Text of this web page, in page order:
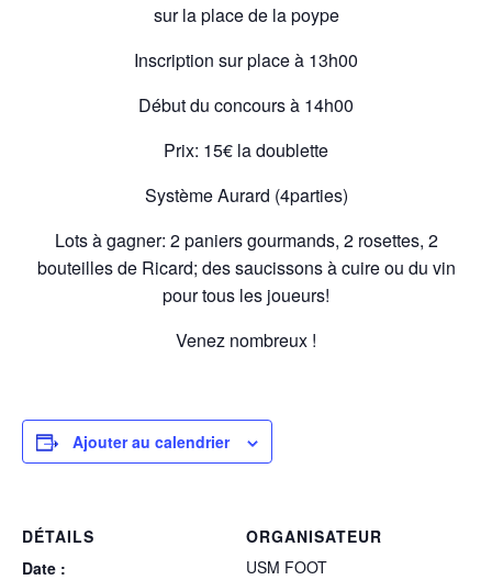
sur la place de la poype
Inscription sur place à 13h00
Début du concours à 14h00
Prix: 15€ la doublette
Système Aurard (4parties)
Lots à gagner: 2 paniers gourmands, 2 rosettes, 2
bouteilles de Ricard; des saucissons à cuire ou du vin
pour tous les joueurs!
Venez nombreux !
Ajouter au calendrier
DÉTAILS
Date :
ORGANISATEUR
USM FOOT